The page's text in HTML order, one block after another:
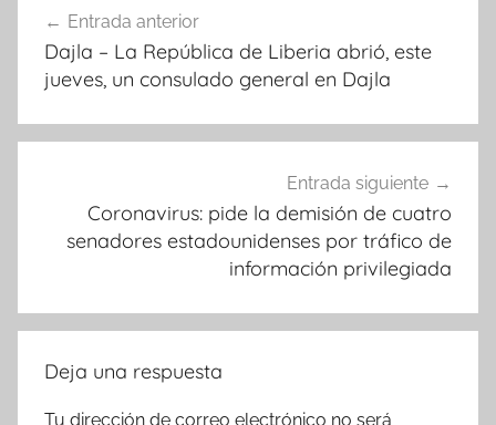
de
entradas
Entrada anterior
Dajla – La República de Liberia abrió, este
jueves, un consulado general en Dajla
Entrada siguiente
Coronavirus: pide la demisión de cuatro
senadores estadounidenses por tráfico de
información privilegiada
Deja una respuesta
Tu dirección de correo electrónico no será